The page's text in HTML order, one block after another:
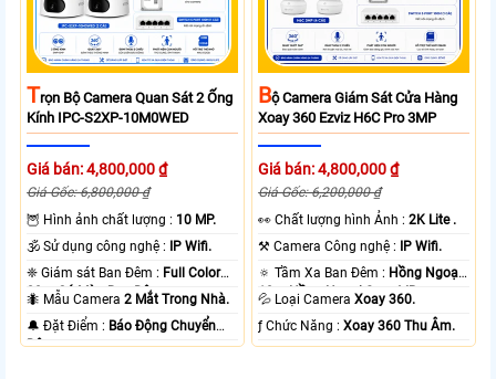
TRọn Bộ Camera Quan Sát 2 Ống
Kính IPC-S2XP-10M0WED
Giá bán: 4,800,000 ₫
Giá Gốc: 6,800,000 ₫
🦉 Hình ảnh chất lượng : 10 MP.
🕉️ Sử dụng công nghệ : IP Wifi.
❈ Giám sát Ban Đêm : Full Color
20m Có Màu Ban Ðêm.
🐜 Mẫu Camera2 Mắt Trong Nhà.
️🔔 Đặt Điểm : Báo Động Chuyển
Động.
BỘ Camera Giám Sát Cửa Hàng
Xoay 360 Ezviz H6C Pro 3MP
Giá bán: 4,800,000 ₫
Giá Gốc: 6,200,000 ₫
️👀 Chất lượng hình Ảnh :2K Lite .
⚒ Camera Công nghệ : IP Wifi.
🔅 Tầm Xa Ban Đêm : Hồng Ngoại
10m Hồng Ngoại Smart IR.
💦 Loại CameraXoay 360.
️ƒ Chức Năng :Xoay 360 Thu Âm.